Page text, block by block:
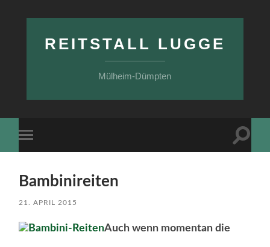
REITSTALL LUGGE
Mülheim-Dümpten
Menü
Bambinireiten
21. APRIL 2015
Auch wenn momentan die